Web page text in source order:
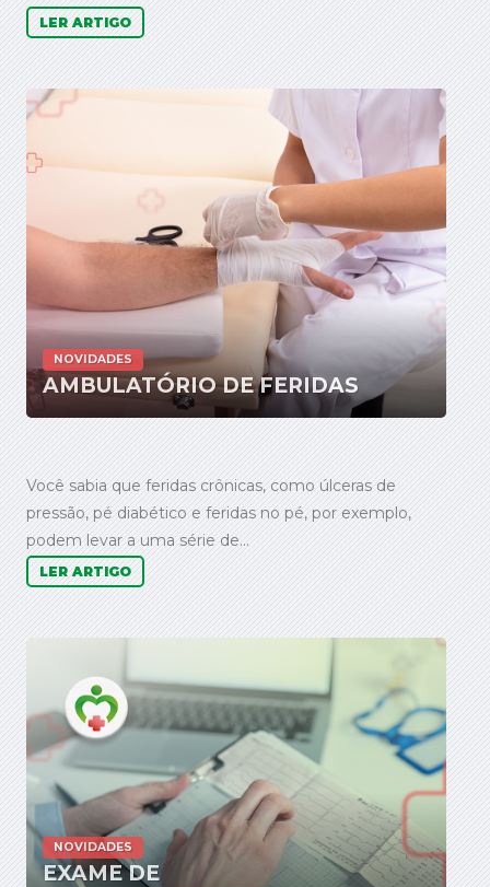
LER ARTIGO
NOVIDADES
AMBULATÓRIO DE FERIDAS
Você sabia que feridas crônicas, como úlceras de
pressão, pé diabético e feridas no pé, por exemplo,
podem levar a uma série de...
LER ARTIGO
NOVIDADES
EXAME DE